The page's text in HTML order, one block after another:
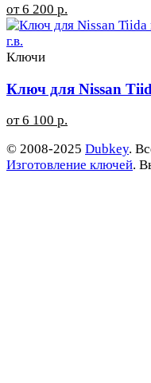
от 6 200 р.
Ключи
Ключ для Nissan
от 6 100 р.
© 2008-2025 Dubkey.
Изготовление ключей.